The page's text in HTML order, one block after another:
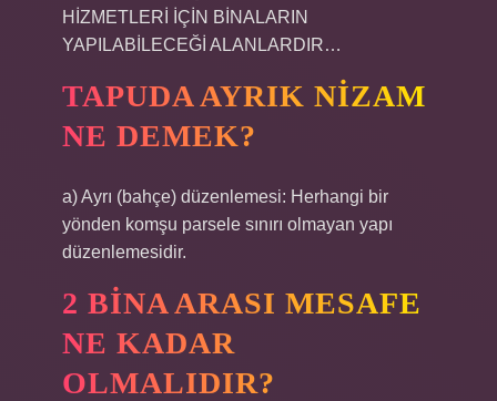
HİZMETLERİ İÇİN BİNALARIN
YAPILABİLECEĞİ ALANLARDIR…
TAPUDA AYRIK NIZAM
NE DEMEK?
a) Ayrı (bahçe) düzenlemesi: Herhangi bir
yönden komşu parsele sınırı olmayan yapı
düzenlemesidir.
2 BINA ARASI MESAFE
NE KADAR
OLMALIDIR?